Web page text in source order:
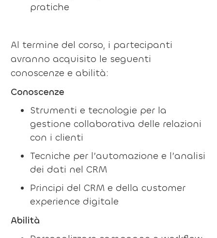
pratiche
Al termine del corso, i partecipanti
avranno acquisito le seguenti
conoscenze e abilità:
Conoscenze
Strumenti e tecnologie per la
gestione collaborativa delle relazioni
con i clienti
Tecniche per l’automazione e l’analisi
dei dati nel CRM
Principi del CRM e della customer
experience digitale
Abilità